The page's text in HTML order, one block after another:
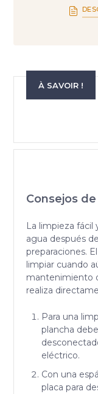
À SAVOIR !
Consejos
La limpieza fácil
agua después
preparaciones.
limpiar cuando
mantenimiento
realiza
Para una
plancha
eléctrico.
Con una
placa para